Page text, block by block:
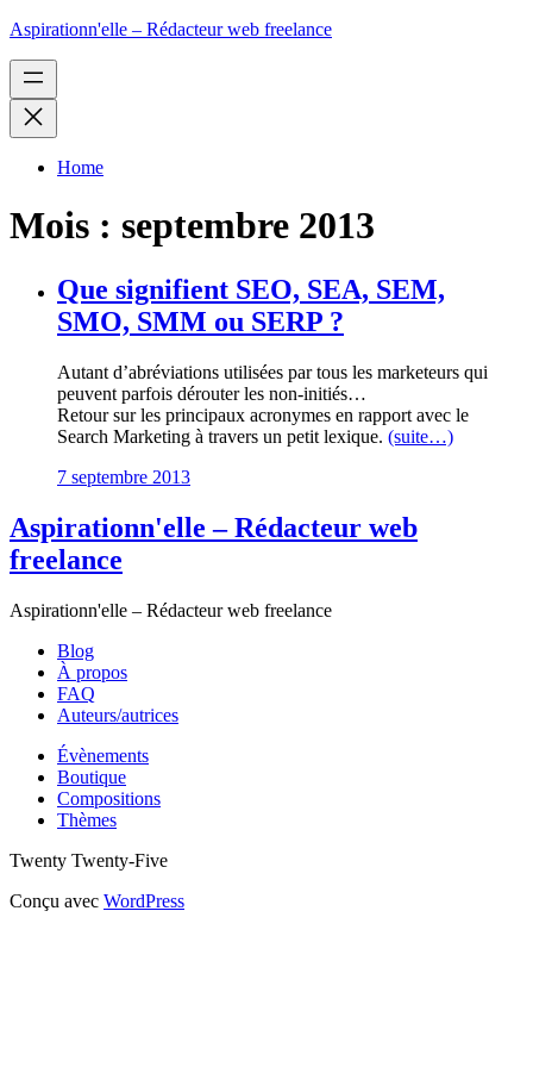
Aspirationn'elle – Rédacteur web freelance
Home
Mois : septembre 2013
Que signifient SEO, SEA, SEM,
SMO, SMM ou SERP ?
Autant d’abréviations utilisées par tous les marketeurs qui
peuvent parfois dérouter les non-initiés…
Retour sur les principaux acronymes en rapport avec le
Search Marketing à travers un petit lexique. (suite…)
7 septembre 2013
Aspirationn'elle – Rédacteur web
freelance
Aspirationn'elle – Rédacteur web freelance
Blog
À propos
FAQ
Auteurs/autrices
Évènements
Boutique
Compositions
Thèmes
Twenty Twenty-Five
Conçu avec WordPress